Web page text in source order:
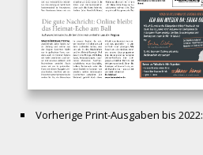
Vorherige Print-Ausgaben bis 2022: